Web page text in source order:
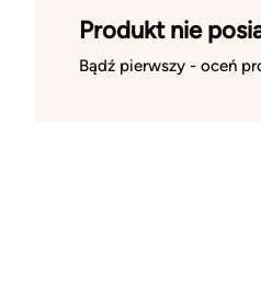
Produkt nie
Bądź pierwszy - oceń